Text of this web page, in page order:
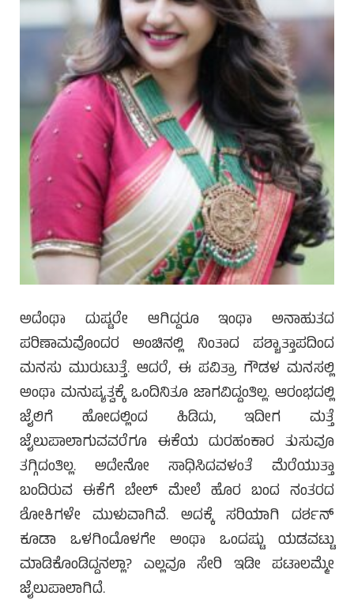
ಅದೆಂಥಾ ದುಷ್ಟರೇ ಆಗಿದ್ದರೂ ಇಂಥಾ ಅನಾಹುತದ
ಪರಿಣಾಮವೊಂದರ ಅಂಚಿನಲ್ಲಿ ನಿಂತಾದ ಪಶ್ಚಾತ್ತಾಪದಿಂದ
ಮನಸು ಮುರುಟುತ್ತೆ. ಆದರೆ, ಈ ಪವಿತ್ರಾ ಗೌಡಳ ಮನಸಲ್ಲಿ
ಅಂಥಾ ಮನುಷ್ಯತ್ವಕ್ಕೆ ಒಂದಿನಿತೂ ಜಾಗವಿದ್ದಂತಿಲ್ಲ. ಆರಂಭದಲ್ಲಿ
ಜೈಲಿಗೆ ಹೋದಲ್ಲಿಂದ ಹಿಡಿದು, ಇದೀಗ ಮತ್ತೆ
ಜೈಲುಪಾಲಾಗುವವರೆಗೂ ಈಕೆಯ ದುರಹಂಕಾರ ತುಸುವೂ
ತಗ್ಗಿದಂತಿಲ್ಲ. ಅದೇನೋ ಸಾಧಿಸಿದವಳಂತೆ ಮೆರೆಯುತ್ತಾ
ಬಂದಿರುವ ಈಕೆಗೆ ಬೇಲ್ ಮೇಲೆ ಹೊರ ಬಂದ ನಂತರದ
ಶೋಕಿಗಳೇ ಮುಳುವಾಗಿವೆ. ಅದಕ್ಕೆ ಸರಿಯಾಗಿ ದರ್ಶನ್
ಕೂಡಾ ಒಳಗಿಂದೊಳಗೇ ಅಂಥಾ ಒಂದಷ್ಟು ಯಡವಟ್ಟು
ಮಾಡಿಕೊಂಡಿದ್ದನಲ್ಲಾ? ಎಲ್ಲವೂ ಸೇರಿ ಇಡೀ ಪಟಾಲಮ್ಮೇ
ಜೈಲುಪಾಲಾಗಿದೆ.